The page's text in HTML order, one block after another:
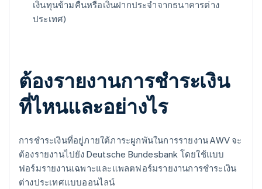
เงินทุนข้ามคืนหรือเงินฝากประจำจากธนาคารต่าง
ประเทศ)
ต้องรายงานการชำระเงิน
ที่ไหนและอย่างไร
การชำระเงินที่อยู่ภายใต้ภาระผูกพันในการรายงาน AWV จะ
ต้องรายงานไปยัง Deutsche Bundesbank โดยใช้แบบ
ฟอร์มรายงานเฉพาะและแพลตฟอร์มรายงานการชำระเงิน
ต่างประเทศแบบออนไลน์